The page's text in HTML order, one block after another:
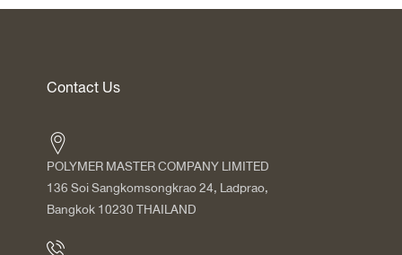
Contact Us
POLYMER MASTER COMPANY LIMITED
136 Soi Sangkomsongkrao 24, Ladprao,
Bangkok 10230 THAILAND